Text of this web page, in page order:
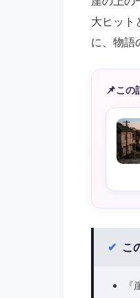
大ヒット
に、物語
📌この
✔ こ